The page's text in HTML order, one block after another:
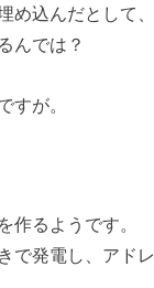
め込んだとして
んでは？
すが。
作るようです。
で発電し、アド